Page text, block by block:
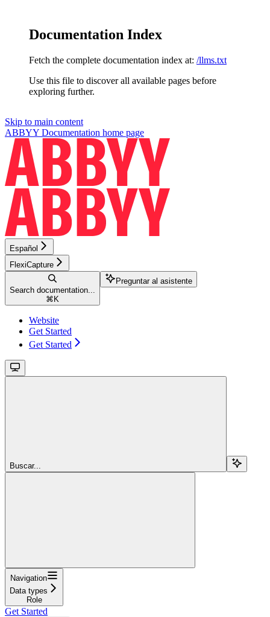
Documentation Index
Fetch the complete documentation index at: /llms.txt
Use this file to discover all available pages before
exploring further.
Skip to main content
ABBYY Documentation home page
Español
FlexiCapture
Search documentation...
⌘ K
Preguntar al asistente
Website
Get Started
Get Started
Buscar...
Navigation
Data types
Role
Get Started